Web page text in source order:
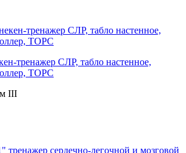
тренажер СЛР, табло настенное,
ТОРС
III